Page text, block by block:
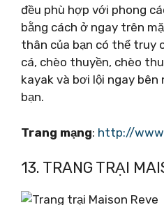
đều phù hợp với phong
bằng cách ở ngay trên
thân của bạn có thể truy
cá, chèo thuyền, chèo
kayak và bơi lội ngay
bạn.
Trang mạng: http://
13. TRANG TRẠI